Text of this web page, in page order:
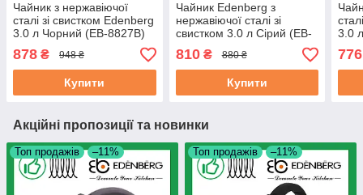
Чайник з нержавіючої
сталі зі свистком Edenberg
3.0 л Чорний (EB-8827B)
878 ₴ 948 ₴
Купити
Чайник Edenberg з
нержавіючої сталі зі
свистком 3.0 л Сірий (EB-
1910GR)
810₴ 880 ₴
Купити
3.0
776
Акційні пропозиції та новинки
Топ продажів –11% Топ продажів –11%